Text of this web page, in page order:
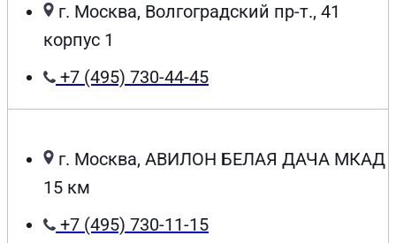
г. Москва, Волгоградский пр-т., 41
корпус 1
+7 (495) 730-44-45
г. Москва, АВИЛОН БЕЛАЯ ДАЧА МКАД
15 км
+7 (495) 730-11-15